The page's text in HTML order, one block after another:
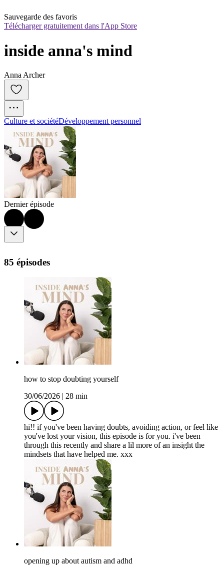
Sauvegarde des favoris
Télécharger gratuitement dans l'App Store
inside anna's mind
Anna Archer
Culture et sociétéDéveloppement personnel
Dernier épisode
85 épisodes
how to stop doubting yourself
30/06/2026
28 min
hi!! if you've been having doubts, avoiding action, or feel like
you've lost your vision, this episode is for you. i've been
through this recently and share a lil more of an insight the
mindsets that have helped me. xxx
opening up about autism and adhd